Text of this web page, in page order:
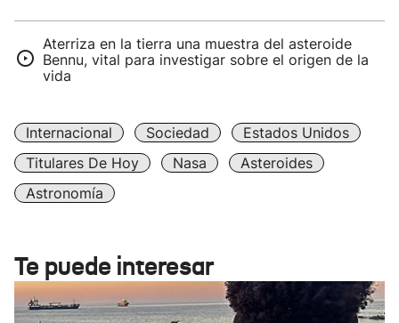
Aterriza en la tierra una muestra del asteroide
Bennu, vital para investigar sobre el origen de la
vida
Internacional Sociedad
Estados Unidos
Titulares De Hoy
Nasa
Asteroides
Astronomía
Te puede interesar